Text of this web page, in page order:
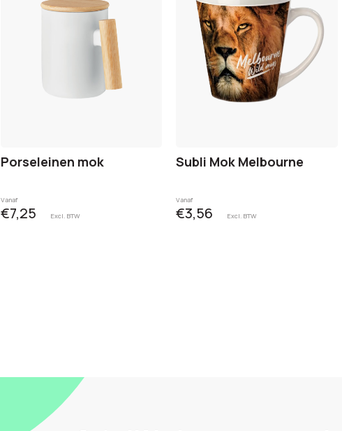
Porseleinen mok
Vanaf
€7,25 Excl. BTW
Subli Mok Melbourne
Vanaf
€3,56 Excl. BTW